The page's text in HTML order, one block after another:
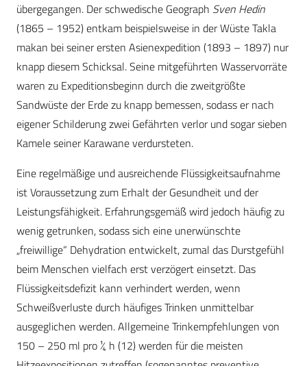
übergegangen. Der schwedische Geograph Sven Hedin
(1865 – 1952) entkam beispielsweise in der Wüste Takla
makan bei seiner ersten Asienexpedition (1893 – 1897) nur
knapp diesem Schicksal. Seine mitgeführten Wasservorräte
waren zu Expeditionsbeginn durch die zweitgrößte
Sandwüste der Erde zu knapp bemessen, sodass er nach
eigener Schilderung zwei Gefährten verlor und sogar sieben
Kamele seiner Karawane verdursteten.
Eine regelmäßige und ausreichende Flüssigkeitsaufnahme
ist Voraussetzung zum Erhalt der Gesundheit und der
Leistungsfähigkeit. Erfahrungsgemäß wird jedoch häufig zu
wenig getrunken, sodass sich eine unerwünschte
„freiwillige“ Dehydration entwickelt, zumal das Durstgefühl
beim Menschen vielfach erst verzögert einsetzt. Das
Flüssigkeitsdefizit kann verhindert werden, wenn
Schweißverluste durch häufiges Trinken unmittelbar
ausgeglichen werden. Allgemeine Trinkempfehlungen von
150 – 250 ml pro ¼ h (12) werden für die meisten